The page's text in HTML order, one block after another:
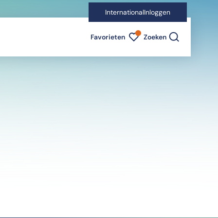
InternationalInloggen
Favorieten Favorieten indicator
Zoeken